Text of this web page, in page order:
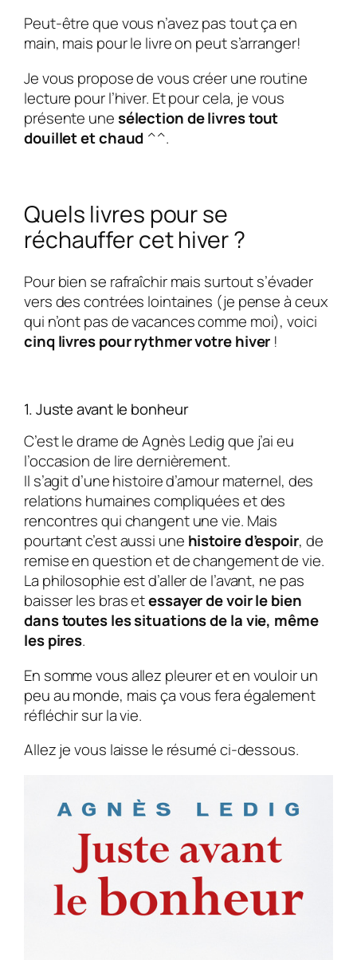
Peut-être que vous n’avez pas tout ça en
main, mais pour le livre on peut s’arranger!
Je vous propose de vous créer une routine
lecture pour l’hiver. Et pour cela, je vous
présente unesélection de livres tout
douillet et chaud ^^.
Quels livres pour se
réchauffer cet hiver ?
Pour bien se rafraîchir mais surtout s’évader
vers des contrées lointaines (je pense à ceux
qui n’ont pas de vacances comme moi), voici
cinq livres pour rythmer votre hiver !
1. Juste avant le bonheur
C’est le drame de Agnès Ledig que j’ai eu
l’occasion de lire dernièrement.
Il s’agit d’une histoire d’amour maternel, des
relations humaines compliquées et des
rencontres qui changent une vie. Mais
pourtant c’est aussi une histoire d’espoir, de
remise en question et de changement de vie.
La philosophie est d’aller de l’avant, ne pas
baisser les bras etessayer de voir le bien
dans toutes les situations de la vie, même
les pires.
En somme vous allez pleurer et en vouloir un
peu au monde, mais ça vous fera également
réfléchir sur la vie.
Allez je vous laisse le résumé ci-dessous.